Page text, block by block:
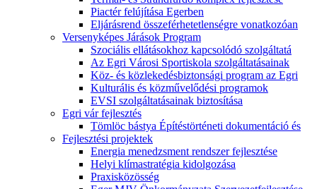
Piactér felújítása Egerben
Eljárásrend összeférhetetlenségre vonatkozóan
Versenyképes Járások Program
Szociális ellátásokhoz kapcsolódó szolgáltatá
Az Egri Városi Sportiskola szolgáltatásainak
Köz- és közlekedésbiztonsági program az Egri
Kulturális és közművelődési programok
EVSI szolgáltatásainak biztosítása
Egri vár fejlesztés
Tömlöc bástya Építéstörténeti dokumentáció és
Fejlesztési projektek
Energia menedzsment rendszer fejlesztése
Helyi klímastratégia kidolgozása
Praxisközösség